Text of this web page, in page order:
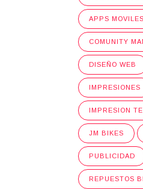
APPS MOVILES
COMUNITY
DISEÑO WEB
IMPRESIONES
IMPRESION
JM BIKES
PUBLICIDAD
REPUESTOS